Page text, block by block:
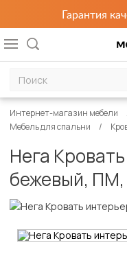
Гарантия
Интернет-магазин мебели
Мебель для спальни
Нега
бежевый, ПМ,